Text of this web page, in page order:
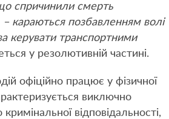
спричинили смерть
караються позбавленням волі
керувати транспортними
у резолютивній частині.
офіційно працює у фізичної
виключно
відповідальності,